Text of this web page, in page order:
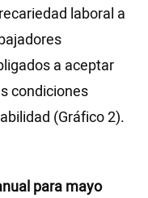
laboral a
a aceptar
condiciones
(Gráfico 2).
para mayo